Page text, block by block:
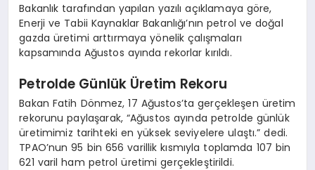
Bakanlık tarafından yapılan yazılı açıklamaya göre,
Enerji ve Tabii Kaynaklar Bakanlığı’nın petrol ve doğal
gazda üretimi arttırmaya yönelik çalışmaları
kapsamında Ağustos ayında rekorlar kırıldı.
Petrolde Günlük Üretim Rekoru
Bakan Fatih Dönmez, 17 Ağustos’ta gerçekleşen üretim
rekorunu paylaşarak, “Ağustos ayında petrolde günlük
üretimimiz tarihteki en yüksek seviyelere ulaştı.” dedi.
TPAO’nun 95 bin 656 varillik kısmıyla toplamda 107 bin
621 varil ham petrol üretimi gerçekleştirildi.